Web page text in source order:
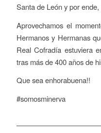
Santa de León y por
Aprovechamos el
Hermanos y Hermanas
Real Cofradía estuviera
tras más de 400 años de
Que sea enhorabuena!!
#somosminerva